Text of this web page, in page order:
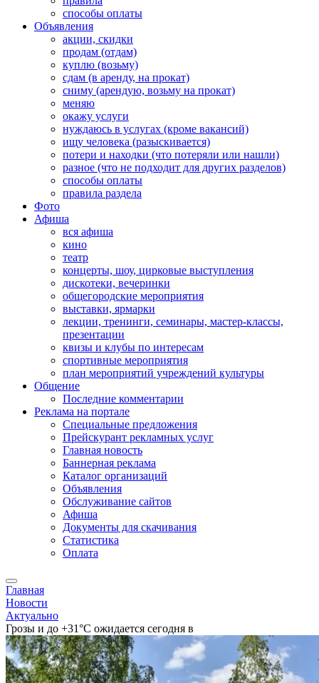
способы оплаты
Объявления
акции, скидки
продам (отдам)
куплю (возьму)
сдам (в аренду, на прокат)
сниму (арендую, возьму на прокат)
меняю
окажу услуги
нуждаюсь в услугах (кроме вакансий)
ищу человека (разыскивается)
потери и находки (что потеряли или нашли)
разное (что не подходит для других разделов)
способы оплаты
правила раздела
Фото
Афиша
вся афиша
кино
театр
концерты, шоу, цирковые выступления
дискотеки, вечеринки
общегородские мероприятия
выставки, ярмарки
лекции, тренинги, семинары, мастер-классы,
презентации
квизы и клубы по интересам
спортивные мероприятия
план мероприятий учреждений культуры
Общение
Последние комментарии
Реклама на портале
Специальные предложения
Прейскурант рекламных услуг
Главная новость
Баннерная реклама
Каталог организаций
Объявления
Обслуживание сайтов
Афиша
Документы для скачивания
Статистика
Оплата
Главная
Новости
Актуально
Грозы и до +31°С ожидается сегодня в